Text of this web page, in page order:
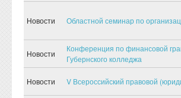
Новости Областной семинар по
Новости
Конференция по финансовой
Губернского колледжа
Новости V Всероссийский правовой